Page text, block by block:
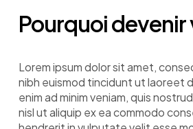
Pourquoi devenir
Lorem ipsum dolor sit amet,
nibh euismod tincidunt ut laoreet
enim ad minim veniam, quis
nisl ut aliquip ex ea commodo